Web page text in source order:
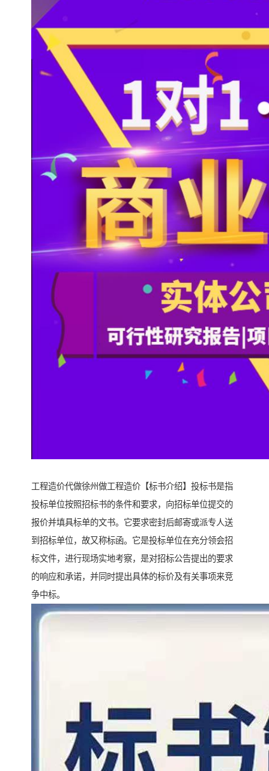
工程造价代做徐州做工程造价【标书介绍】投标书是指
投标单位按照招标书的条件和要求，向招标单位提交的
报价并填具标单的文书。它要求密封后邮寄或派专人送
到招标单位，故又称标函。它是投标单位在充分领会招
标文件，进行现场实地考察，是对招标公告提出的要求
的响应和承诺，并同时提出具体的标价及有关事项来竞
争中标。